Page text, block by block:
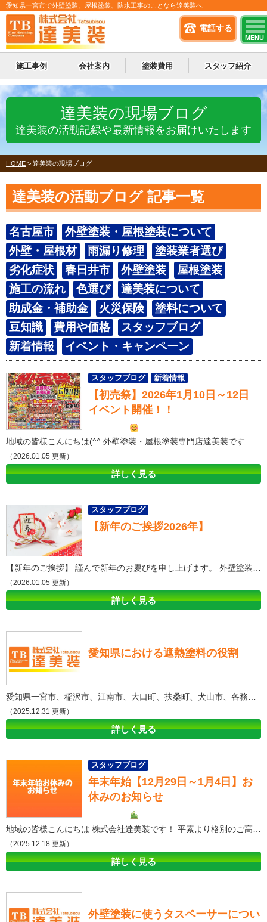
電話する
MENU
愛知県一宮市で外壁塗装、屋根塗装、防水工事のことなら達美装へ
施工事例 会社案内 塗装費用 スタッフ紹介
達美装の現場ブログ
達美装の活動記録や最新情報をお届けいたします
HOME > 達美装の現場ブログ
達美装の活動ブログ 記事一覧
名古屋市
外壁塗装・屋根塗装について
外壁・屋根材
雨漏り修理
塗装業者選び
劣化症状
春日井市 外壁塗装
屋根塗装
施工の流れ
色選び
達美装について
助成金・補助金
火災保険
塗料について
豆知識
費用や価格
スタッフブログ
新着情報
イベント・キャンペーン
【初売祭】2026年1月10日～12日
イベント開催！！
地域の皆様こんにちは(^^ 外壁塗装・屋根塗装専門店達美装です！ 日頃から大変多くのご依頼をいただくと同時に、格別なご贔屓をいただいております地域の皆様のおかげでございます！ 誠にありがとうございます。 達美装では日頃の皆様のご愛顧に感謝の想いを込めて… 外壁塗装＆屋根塗装「初売り祭イベント」を開催いたします！ 開催日：2026年1月10日(土),11日(日),12日(祝) 10:00～16:00 【3店舗開催場所】 【達美装】一宮ショールーム：一宮市森本4丁目13-23 【達美装】江南ショールーム：江南市古知野町北屋敷89番地１F 【達美装】春日井ショールーム：春日井市朝宮町2丁目14-8 詳細は下記の折り込みチラシをご覧ください！ 【
（2026.01.05 更新）
詳しく見る
スタッフブログ
新着情報
イベント・キャンペーン
【新年のご挨拶2026年】
（2026.01.05 更新）
詳しく見る
スタッフブログ
愛知県における遮熱塗料の役割
（2025.12.31 更新）
詳しく見る
年末年始【12月29日～1月4日】お
休みのお知らせ
（2025.12.18 更新）
詳しく見る
スタッフブログ
外壁塗装に使うタスペーサーについ